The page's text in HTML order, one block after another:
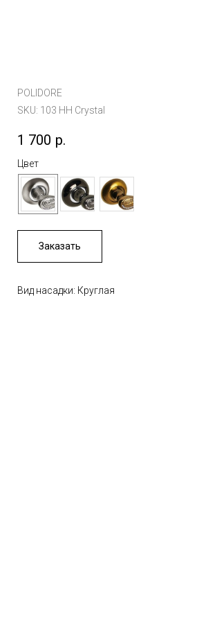
POLIDORE
SKU: 103 HH Crystal
1 700 р.
Цвет
Заказать
Вид насадки: Круглая